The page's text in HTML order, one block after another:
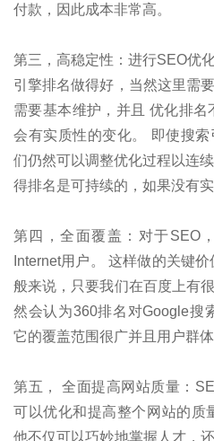
付款，因此成本非常高。
第三，高稳定性：进行SEO优
引擎排名做得好，当然这里需
需要基本维护，并且 优化排
会有实质性的变化。 即使搜
们仍然可以调整优化过程以连
得排名是可持续的，如果没有
第四，全面覆盖：对于SEO
Internet用户。 这样做的关键
般来说，只要我们在百度上有
然会认为360排名对Google搜
它的覆盖范围很广并且用户群
第五， 全面提高网站质量：
可以优化和提高整个网站的质
他不仅可以巧妙地掌握人才，